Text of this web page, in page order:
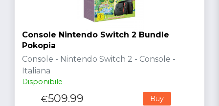
Console Nintendo Switch 2 Bundle
Pokopia
Console - Nintendo Switch 2 - Console -
Italiana
Disponibile
€509.99 Buy